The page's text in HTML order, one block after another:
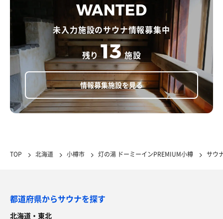
WANTED
未入力施設のサウナ情報募集中
残り 13 施設
情報募集施設を見る
TOP 北海道 小樽市 灯の湯 ドーミーインPREMIUM小樽 サウ
都道府県からサウナを探す
北海道・東北